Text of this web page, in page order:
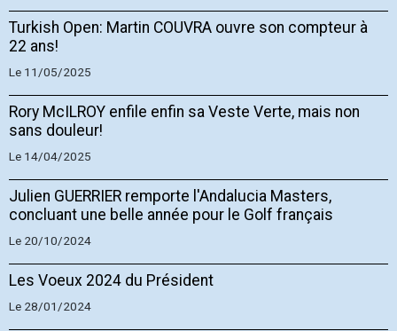
Turkish Open: Martin COUVRA ouvre son compteur à
22 ans!
Le 11/05/2025
Rory McILROY enfile enfin sa Veste Verte, mais non
sans douleur!
Le 14/04/2025
Julien GUERRIER remporte l'Andalucia Masters,
concluant une belle année pour le Golf français
Le 20/10/2024
Les Voeux 2024 du Président
Le 28/01/2024